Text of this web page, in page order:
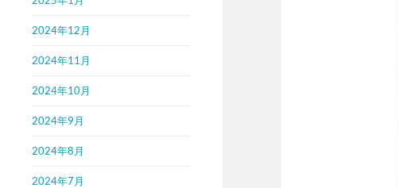
2024年12月
2024年11月
2024年10月
2024年9月
2024年8月
2024年7月